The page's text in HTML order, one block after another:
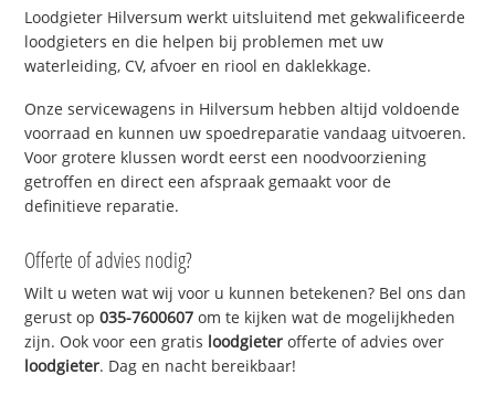
Loodgieter Hilversum werkt uitsluitend met gekwalificeerde
loodgieters en die helpen bij problemen met uw
waterleiding, CV, afvoer en riool en daklekkage.
Onze servicewagens in Hilversum hebben altijd voldoende
voorraad en kunnen uw spoedreparatie vandaag uitvoeren.
Voor grotere klussen wordt eerst een noodvoorziening
getroffen en direct een afspraak gemaakt voor de
definitieve reparatie.
Offerte of advies nodig?
Wilt u weten wat wij voor u kunnen betekenen? Bel ons dan
gerust op035-7600607 om te kijken wat de mogelijkheden
zijn. Ook voor een gratis loodgieter offerte of advies over
loodgieter. Dag en nacht bereikbaar!